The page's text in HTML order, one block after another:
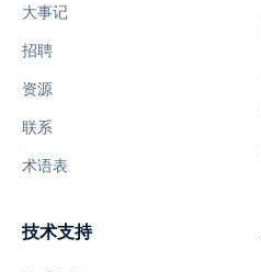
大事记
招聘
资源
联系
术语表
技术支持